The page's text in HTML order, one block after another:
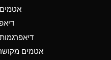
Anhydrous
אטמים
אטמים